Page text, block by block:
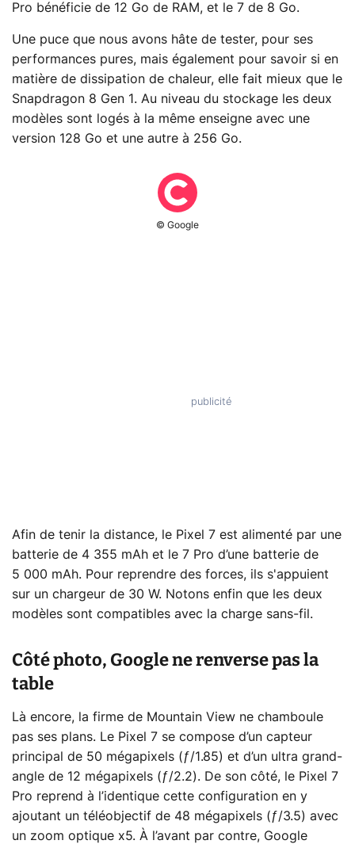
Pro bénéficie de 12 Go de RAM, et le 7 de 8 Go.
Une puce que nous avons hâte de tester, pour ses
performances pures, mais également pour savoir si en
matière de dissipation de chaleur, elle fait mieux que le
Snapdragon 8 Gen 1. Au niveau du stockage les deux
modèles sont logés à la même enseigne avec une
version 128 Go et une autre à 256 Go.
© Google
Afin de tenir la distance, le Pixel 7 est alimenté par une
batterie de 4 355 mAh et le 7 Pro d’une batterie de
5 000 mAh. Pour reprendre des forces, ils s'appuient
sur un chargeur de 30 W. Notons enfin que les deux
modèles sont compatibles avec la charge sans-fil.
Côté photo, Google ne renverse pas la
table
Là encore, la firme de Mountain View ne chamboule
pas ses plans. Le Pixel 7 se compose d’un capteur
principal de 50 mégapixels (ƒ/1.85) et d’un ultra grand-
angle de 12 mégapixels (ƒ/2.2). De son côté, le Pixel 7
Pro reprend à l’identique cette configuration en y
ajoutant un téléobjectif de 48 mégapixels (ƒ/3.5) avec
un zoom optique x5. À l’avant par contre, Google